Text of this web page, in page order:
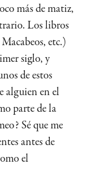
más de matiz,
Los libros
etc.)
siglo, y
de estos
alguien en el
parte de la
Sé que me
antes de
el